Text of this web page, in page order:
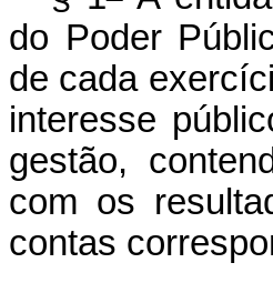
do Poder
de cada
interesse
gestão,
com os
contas